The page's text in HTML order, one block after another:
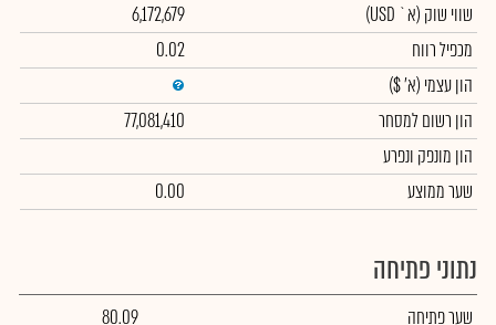
שווי שוק (א` USD)
6,172,679
מכפיל רווח
0.02
הון עצמי (א' $)
הון רשום למסחר
77,081,410
הון מונפק ונפרע
שער ממוצע
0.00
נתוני פתיחה
שער פתיחה 80.09